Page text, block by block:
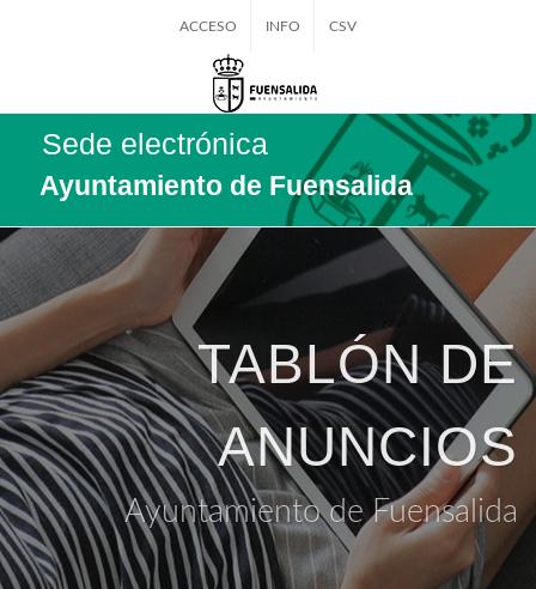
ACCESO INFO CSV
Sede electrónica
Ayuntamiento de Fuensalida
TABLÓN DE
ANUNCIOS
Ayuntamiento de Fuensalida